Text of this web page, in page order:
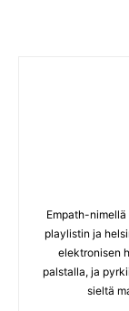
Empath-
playlistin ja
elektronisen
palstalla, ja
sieltä